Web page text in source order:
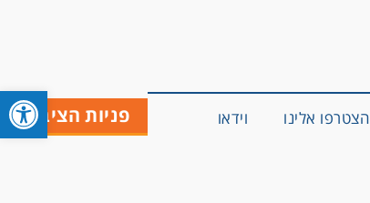
פניות הציבור הצטרפו אלינו וידאו פתח